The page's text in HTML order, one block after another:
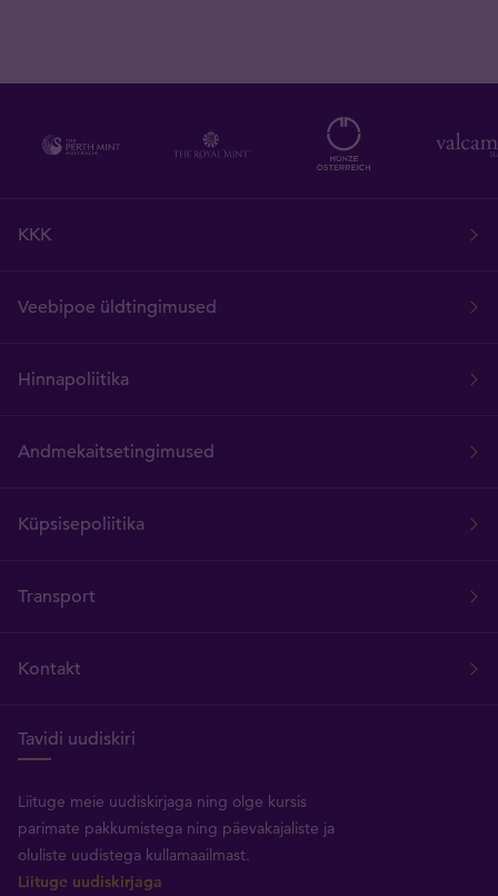
KKK
Veebipoe üldtingimused
Hinnapoliitika
Andmekaitsetingimused
Küpsisepoliitika
Transport
Kontakt
Tavidi uudiskiri
Liituge meie uudiskirjaga ning olge kursis
parimate pakkumistega ning päevakajaliste ja
oluliste uudistega kullamaailmast.
Liituge uudiskirjaga